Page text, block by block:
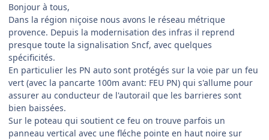
Bonjour à tous,
Dans la région niçoise nous avons le réseau métrique
provence. Depuis la modernisation des infras il reprend
presque toute la signalisation Sncf, avec quelques
spécificités.
En particulier les PN auto sont protégés sur la voie par un feu
vert (avec la pancarte 100m avant: FEU PN) qui s'allume pour
assurer au conducteur de l'autorail que les barrieres sont
bien baissées.
Sur le poteau qui soutient ce feu on trouve parfois un
panneau vertical avec une fléche pointe en haut noire sur